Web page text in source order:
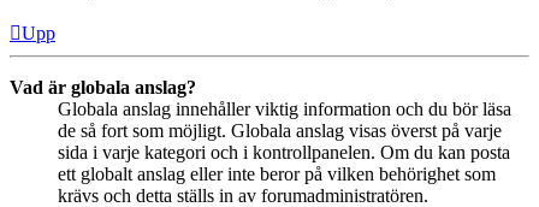
Upp
Vad är globala anslag?
Globala anslag innehåller viktig information och du bör läsa
de så fort som möjligt. Globala anslag visas överst på varje
sida i varje kategori och i kontrollpanelen. Om du kan posta
ett globalt anslag eller inte beror på vilken behörighet som
krävs och detta ställs in av forumadministratören.